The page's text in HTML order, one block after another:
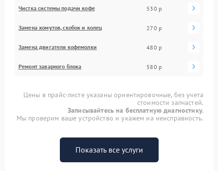
Чистка системы подачи кофе 530 р
Замена хомутов, скобок и колец 270 р
Замена двигателя кофемолки 480 р
Ремонт заварного блока 580 р
Цены в прайс-листе указаны ориентировочные, без учета
стоимости запчастей.
Записывайтесь на бесплатную диагностику.
Мы проверим ваше устройство и укажем на неисправность.
Показать все услуги